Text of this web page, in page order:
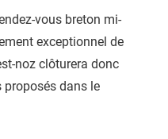
vous breton mi-
exceptionnel de
noz clôturera donc
proposés dans le